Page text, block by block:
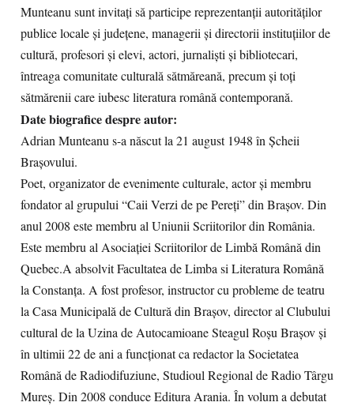
Munteanu sunt invitați să participe reprezentanții autorităților
publice locale și județene, managerii și directorii instituțiilor de
cultură, profesori și elevi, actori, jurnaliști și bibliotecari,
întreaga comunitate culturală sătmăreană, precum și toți
sătmărenii care iubesc literatura română contemporană.
Date biografice despre autor:
Adrian Munteanu s-a născut la 21 august 1948 în Șcheii
Brașovului.
Poet, organizator de evenimente culturale, actor şi membru
fondator al grupului “Caii Verzi de pe Pereţi” din Brașov. Din
anul 2008 este membru al Uniunii Scriitorilor din România.
Este membru al Asociației Scriitorilor de Limbă Română din
Quebec.A absolvit Facultatea de Limba si Literatura Română
la Constanţa. A fost profesor, instructor cu probleme de teatru
la Casa Municipală de Cultură din Brașov, director al Clubului
cultural de la Uzina de Autocamioane Steagul Roșu Brașov și
în ultimii 22 de ani a funcționat ca redactor la Societatea
Română de Radiodifuziune, Studioul Regional de Radio Târgu
Mureș. Din 2008 conduce Editura Arania. În volum a debutat